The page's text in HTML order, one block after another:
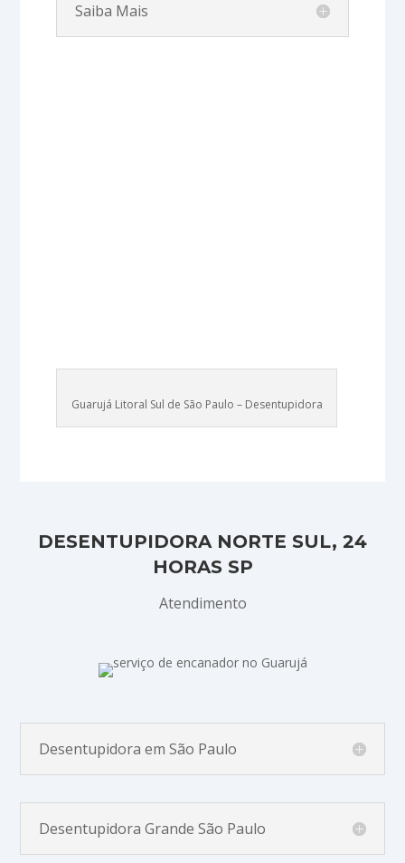
Saiba Mais
Guarujá Litoral Sul de São Paulo – Desentupidora
DESENTUPIDORA NORTE SUL, 24
HORAS SP
Atendimento
Desentupidora em São Paulo
Desentupidora Grande São Paulo